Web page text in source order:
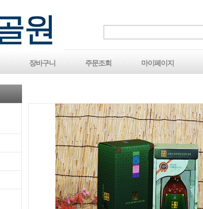
장바구니 주문조회 마이페이지